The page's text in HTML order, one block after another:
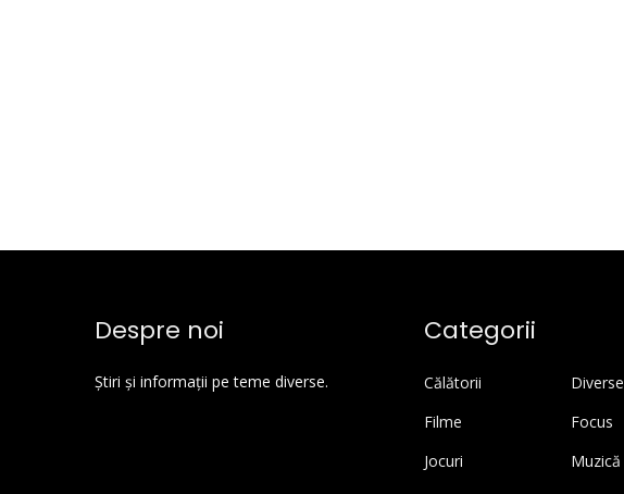
Despre noi
Știri și informații pe teme diverse.
Categorii
Călătorii
Diverse
Filme
Focus
Jocuri
Muzică